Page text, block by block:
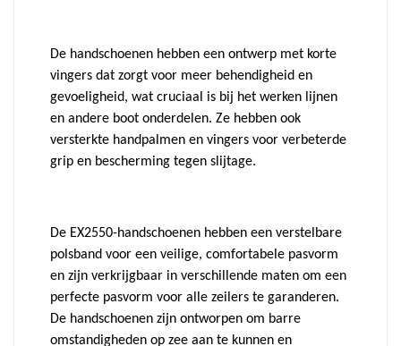
De handschoenen hebben een ontwerp met korte
vingers dat zorgt voor meer behendigheid en
gevoeligheid, wat cruciaal is bij het werken lijnen
en andere boot onderdelen. Ze hebben ook
versterkte handpalmen en vingers voor verbeterde
grip en bescherming tegen slijtage.
De EX2550-handschoenen hebben een verstelbare
polsband voor een veilige, comfortabele pasvorm
en zijn verkrijgbaar in verschillende maten om een
perfecte pasvorm voor alle zeilers te garanderen.
De handschoenen zijn ontworpen om barre
omstandigheden op zee aan te kunnen en